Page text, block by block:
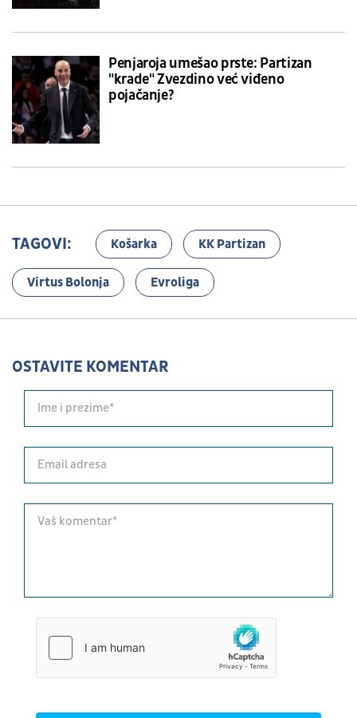
Penjaroja umešao prste: Partizan
"krade" Zvezdino već viđeno
pojačanje?
TAGOVI: Košarka KK Partizan
Virtus Bolonja Evroliga
OSTAVITE KOMENTAR